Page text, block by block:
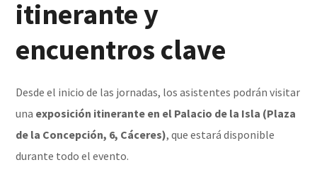
itinerante y
encuentros clave
Desde el inicio de las jornadas, los asistentes podrán visitar
una exposición itinerante en el Palacio de la Isla (Plaza
de la Concepción, 6, Cáceres), que estará disponible
durante todo el evento.